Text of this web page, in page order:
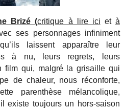
Brizé (critique à lire ici et à
ses personnages infiniment
laissent apparaître leur
à nu, leurs regrets, leurs
film qui, malgré la grisaille qui
de chaleur, nous réconforte,
parenthèse mélancolique,
existe toujours un hors-saison